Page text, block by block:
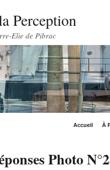
Perception
Elie de Pibrac
Accueil À
Photo